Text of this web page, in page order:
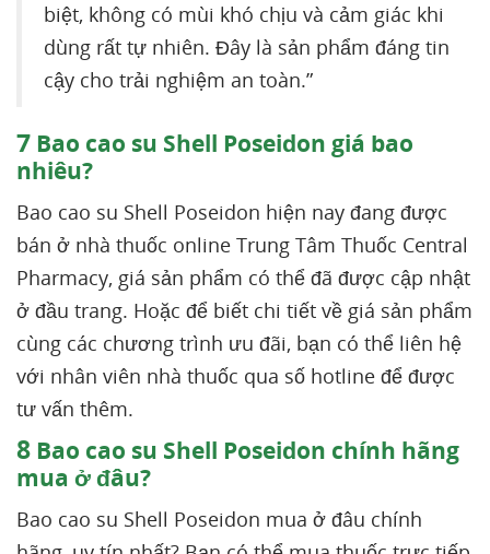
biệt, không có mùi khó chịu và cảm giác khi
dùng rất tự nhiên. Đây là sản phẩm đáng tin
cậy cho trải nghiệm an toàn.”
7 Bao cao su Shell Poseidon giá bao
nhiêu?
Bao cao su Shell Poseidon hiện nay đang được
bán ở nhà thuốc online Trung Tâm Thuốc Central
Pharmacy, giá sản phẩm có thể đã được cập nhật
ở đầu trang. Hoặc để biết chi tiết về giá sản phẩm
cùng các chương trình ưu đãi, bạn có thể liên hệ
với nhân viên nhà thuốc qua số hotline để được
tư vấn thêm.
8 Bao cao su Shell Poseidon chính hãng
mua ở đâu?
Bao cao su Shell Poseidon mua ở đâu chính